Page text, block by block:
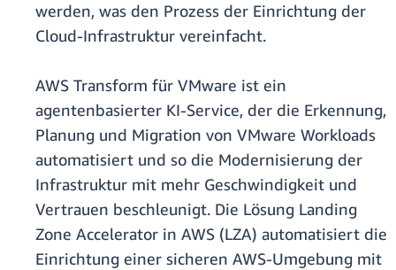
werden, was den Prozess der Einrichtung der
Cloud-Infrastruktur vereinfacht.
AWS Transform für VMware ist ein
agentenbasierter KI-Service, der die Erkennung,
Planung und Migration von VMware Workloads
automatisiert und so die Modernisierung der
Infrastruktur mit mehr Geschwindigkeit und
Vertrauen beschleunigt. Die Lösung Landing
Zone Accelerator in AWS (LZA) automatisiert die
Einrichtung einer sicheren AWS-Umgebung mit